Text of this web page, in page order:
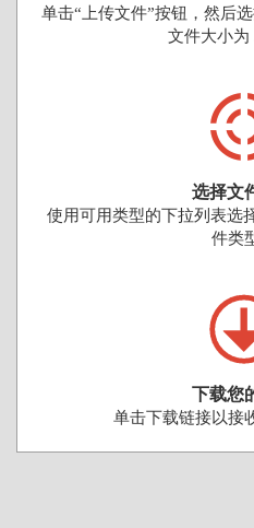
单击“上传文件”按钮，然后
文件大小为
选择文
使用可用类型的下拉列表选
件类
下载您
单击下载链接以接